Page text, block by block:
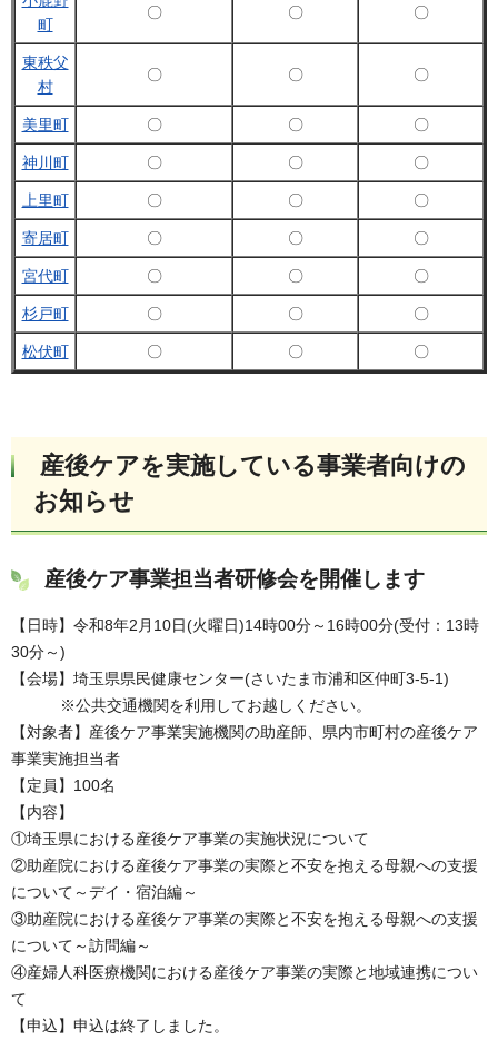
町
〇 〇 〇
東秩父
村
〇 〇 〇
美里町 〇 〇 〇
神川町 〇 〇 〇
上里町 〇 〇 〇
寄居町 〇 〇 〇
宮代町 〇 〇 〇
杉戸町 〇 〇 〇
松伏町 〇 〇 〇
産後ケアを実施している事業者向けの
お知らせ
産後ケア事業担当者研修会を開催します
【日時】令和8年2月10日(火曜日)14時00分～16時00分(受付：13時
30分～)
【会場】埼玉県県民健康センター(さいたま市浦和区仲町3-5-1)
※公共交通機関を利用してお越しください。
【対象者】産後ケア事業実施機関の助産師、県内市町村の産後ケア
事業実施担当者
【定員】100名
【内容】
①埼玉県における産後ケア事業の実施状況について
②助産院における産後ケア事業の実際と不安を抱える母親への支援
について～デイ・宿泊編～
③助産院における産後ケア事業の実際と不安を抱える母親への支援
について～訪問編～
④産婦人科医療機関における産後ケア事業の実際と地域連携につい
て
【申込】申込は終了しました。